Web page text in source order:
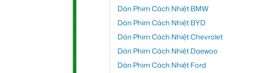
Dán Phim Cách Nhiệt BMW
Dán Phim Cách Nhiệt BYD
Dán Phim Cách Nhiệt Chevrolet
Dán Phim Cách Nhiệt Daewoo
Dán Phim Cách Nhiệt Ford